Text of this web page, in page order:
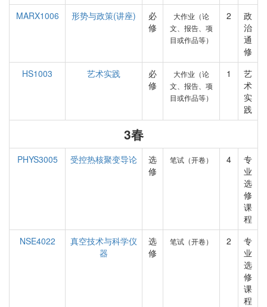
MARX1006
形势与政策(讲座)
必
修
大作业（论
文、报告、项
目或作品等）
2
政
治
通
修
HS1003
艺术实践
必
修
大作业（论
文、报告、项
目或作品等）
1
艺
术
实
践
3春
PHYS3005 受控热核聚变导论
选
修
笔试（开卷） 4
专
业
选
修
课
程
NSE4022
真空技术与科学仪
器
选
修
笔试（开卷） 2
专
业
选
修
课
程